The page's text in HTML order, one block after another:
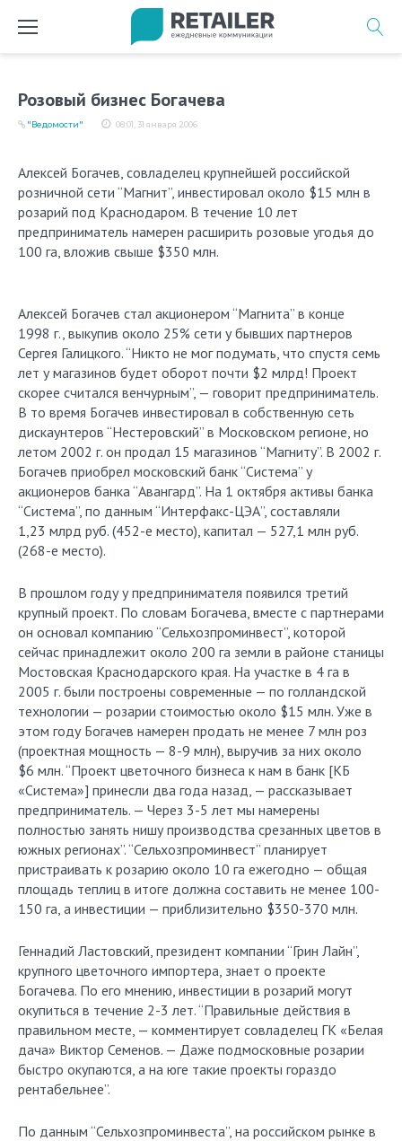
Розовый бизнес Богачева
08:01, 31 января 2006
"Ведомости"
Алексей Богачев, совладелец крупнейшей российской
розничной сети “Магнит”, инвестировал около $15 млн в
розарий под Краснодаром. В течение 10 лет
предприниматель намерен расширить розовые угодья до
100 га, вложив свыше $350 млн.
Алексей Богачев стал акционером “Магнита” в конце
1998 г., выкупив около 25% сети у бывших партнеров
Сергея Галицкого. “Никто не мог подумать, что спустя семь
лет у магазинов будет оборот почти $2 млрд! Проект
скорее считался венчурным”, — говорит предприниматель.
В то время Богачев инвестировал в собственную сеть
дискаунтеров “Нестеровский” в Московском регионе, но
летом 2002 г. он продал 15 магазинов “Магниту”. В 2002 г.
Богачев приобрел московский банк “Система” у
акционеров банка “Авангард”. На 1 октября активы банка
“Система”, по данным “Интерфакс-ЦЭА”, составляли
1,23 млрд руб. (452-е место), капитал — 527,1 млн руб.
(268-е место).
В прошлом году у предпринимателя появился третий
крупный проект. По словам Богачева, вместе с партнерами
он основал компанию “Сельхозпроминвест”, которой
сейчас принадлежит около 200 га земли в районе станицы
Мостовская Краснодарского края. На участке в 4 га в
2005 г. были построены современные — по голландской
технологии — розарии стоимостью около $15 млн. Уже в
этом году Богачев намерен продать не менее 7 млн роз
(проектная мощность — 8-9 млн), выручив за них около
$6 млн. “Проект цветочного бизнеса к нам в банк [КБ
«Система»] принесли два года назад, — рассказывает
предприниматель. — Через 3-5 лет мы намерены
полностью занять нишу производства срезанных цветов в
южных регионах”. “Сельхозпроминвест” планирует
пристраивать к розарию около 10 га ежегодно — общая
площадь теплиц в итоге должна составить не менее 100-
150 га, а инвестиции — приблизительно $350-370 млн.
Геннадий Ластовский, президент компании “Грин Лайн”,
крупного цветочного импортера, знает о проекте
Богачева. По его мнению, инвестиции в розарий могут
окупиться в течение 2-3 лет. “Правильные действия в
правильном месте, — комментирует совладелец ГК «Белая
дача» Виктор Семенов. — Даже подмосковные розарии
быстро окупаются, а на юге такие проекты гораздо
рентабельнее”.
По данным “Сельхозпроминвеста”, на российском рынке в